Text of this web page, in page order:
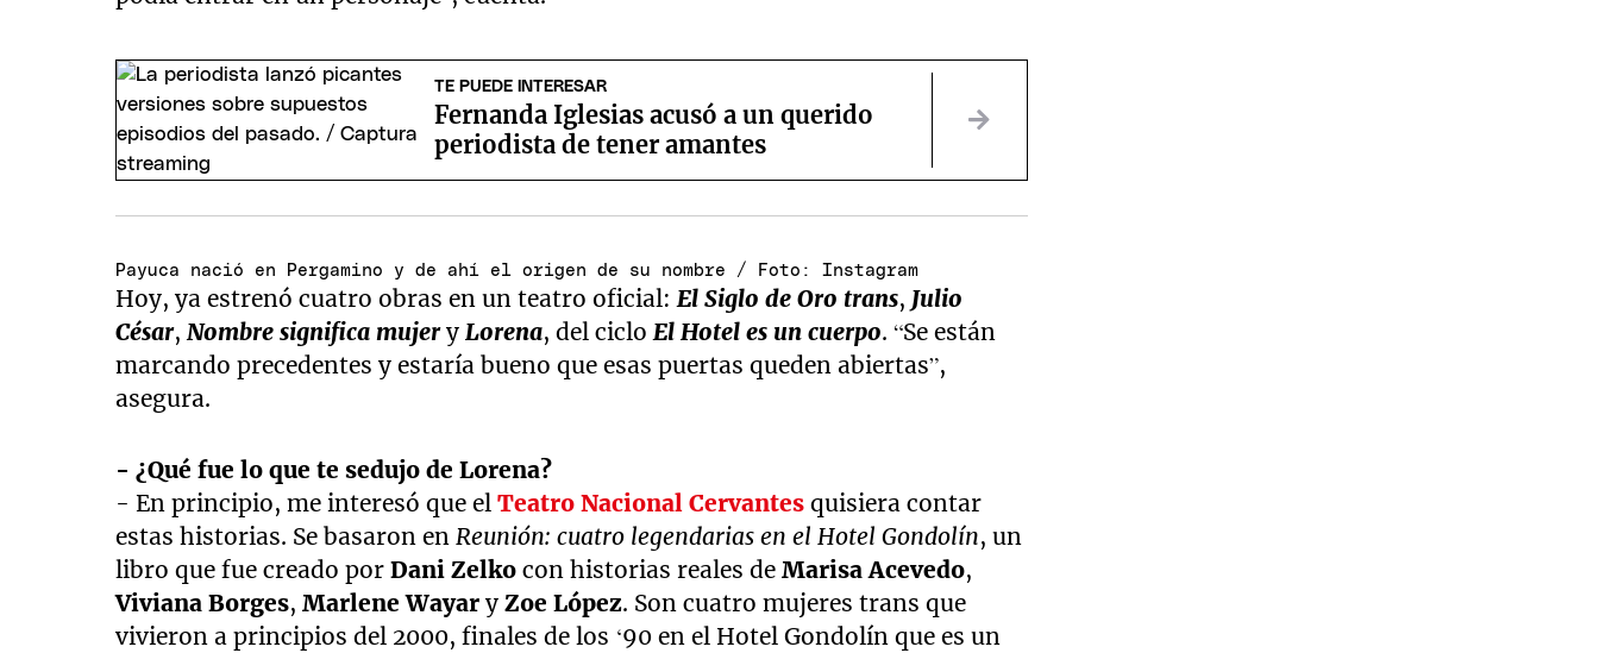
TE PUEDE INTERESAR
Fernanda Iglesias acusó a un querido
periodista de tener amantes
Payuca nació en Pergamino y de ahí el origen de su nombre / Foto: Instagram
Hoy, ya estrenó cuatro obras en un teatro oficial:El Siglo de Oro trans, Julio
César,Nombre significa mujeryLorena, del cicloEl Hotel es un cuerpo. “Se están
marcando precedentes y estaría bueno que esas puertas queden abiertas”,
asegura.
- ¿Qué fue lo que te sedujo de Lorena?
- En principio, me interesó que elTeatro Nacional Cervantes quisiera contar
estas historias. Se basaron enReunión: cuatro legendarias en el Hotel Gondolín, un
libro que fue creado porDani Zelko con historias reales deMarisa Acevedo,
Viviana Borges,Marlene WayaryZoe López. Son cuatro mujeres trans que
vivieron a principios del 2000, finales de los ‘90 en el Hotel Gondolín que es un